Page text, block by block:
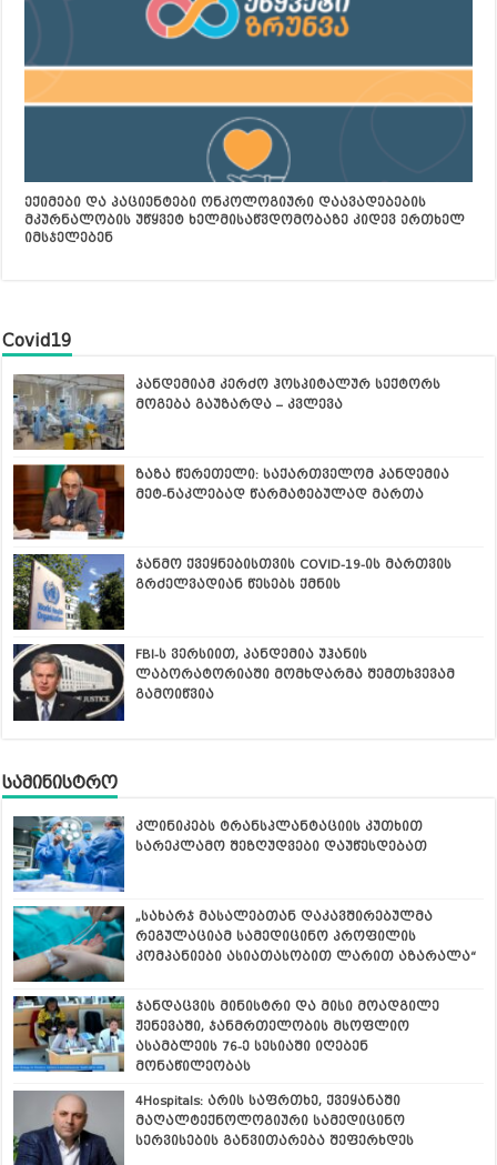
ექიმები და პაციენტები ონკოლოგიური დაავადებების
მკურნალობის უწყვეტ ხელმისაწვდომობაზე კიდევ ერთხელ
იმსჯელებენ
Covid19
პანდემიამ კერძო ჰოსპიტალურ სექტორს
მოგება გაუზარდა – კვლევა
ზაზა წერეთელი: საქართველომ პანდემია
მეტ-ნაკლებად წარმატებულად მართა
ჯანმო ქვეყნებისთვის COVID-19-ის მართვის
გრძელვადიან წესებს ქმნის
FBI-ს ვერსიით, პანდემია უჰანის
ლაბორატორიაში მომხდარმა შემთხვევამ
გამოიწვია
სამინისტრო
კლინიკებს ტრანსპლანტაციის კუთხით
სარეკლამო შეზღუდვები დაუწესდებათ
„სახარჯ მასალებთან დაკავშირებულმა
რეგულაციამ სამედიცინო პროფილის
კომპანიები ასიათასობით ლარით აზარალა“
ჯანდაცვის მინისტრი და მისი მოადგილე
ჟენევაში, ჯანმრთელობის მსოფლიო
ასამბლეის 76-ე სესიაში იღებენ
მონაწილეობას
4Hospitals: არის საფრთხე, ქვეყანაში
მაღალტექნოლოგიური სამედიცინო
სერვისების განვითარება შეფერხდეს